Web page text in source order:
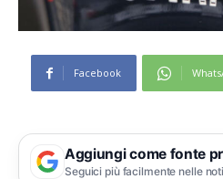
Facebook
Aggiungi come fonte
Seguici più facilmente nelle